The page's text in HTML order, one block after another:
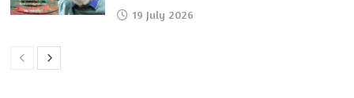
19 July 2026